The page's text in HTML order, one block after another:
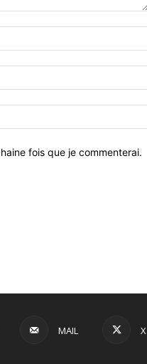
fois que je commenterai.
MAIL X